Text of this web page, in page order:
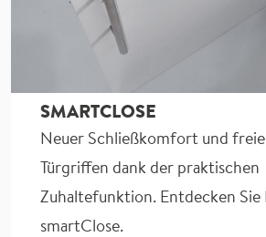
SMARTCLOSE
Neuer Schließkomfort und freie
Türgriffen dank der praktischen
Zuhaltefunktion. Entdecken Sie
smartClose.